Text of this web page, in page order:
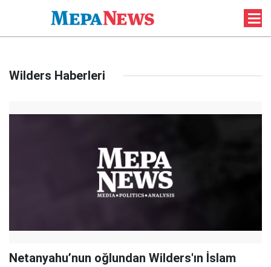
Wilders Haberleri
Netanyahu’nun oğlundan Wilders'ın İslam